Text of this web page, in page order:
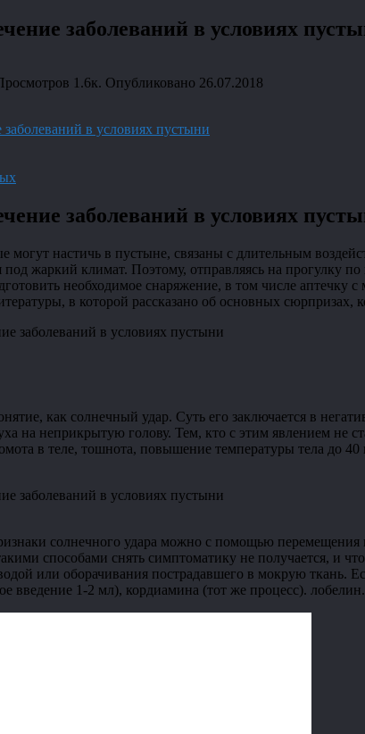
заболеваний в условиях
1.6к. Опубликовано 26.07.2018
в условиях пустыни
заболеваний в условиях
могут настичь в пустыне, связаны с длительным
под жаркий климат. Поэтому, отправляясь на
необходимое снаряжение, в том числе
в которой рассказано об основных
как солнечный удар. Суть его заключается в
на неприкрытую голову. Тем, кто с этим явлением не
в теле, тошнота, повышение температуры тела до
солнечного удара можно с помощью
способами снять симптоматику не получается, и
или оборачивания пострадавшего в мокрую ткань.
введение 1-2 мл), кордиамина (тот же процесс). лобелин.